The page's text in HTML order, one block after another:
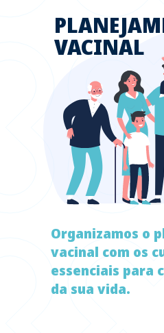
VACINAL
Organizamos o
vacinal com os
essenciais para
da sua vida.